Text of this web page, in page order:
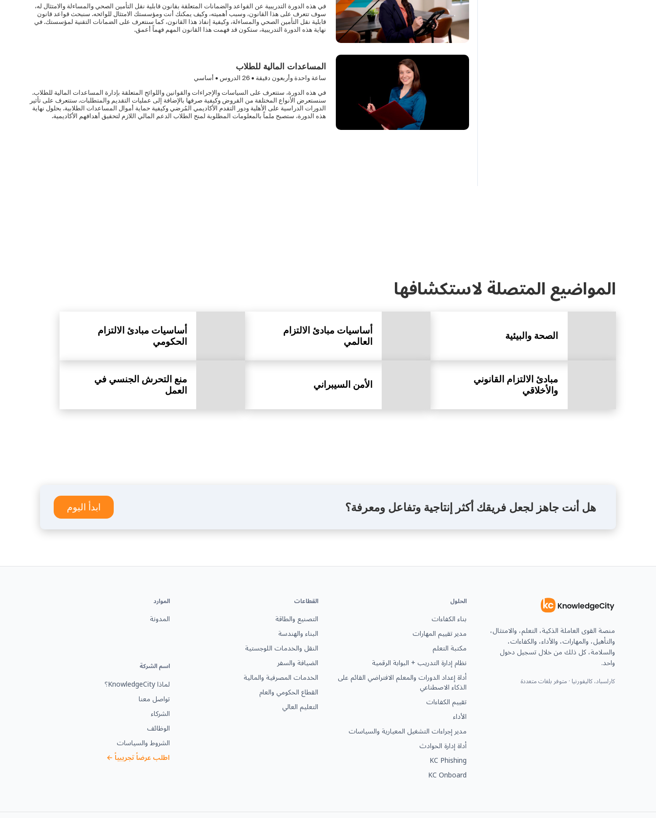
في هذه الدورة التدريبية عن القواعد والضمانات المتعلقة بقانون قابلية نقل التأمين الصحي والمساءلة والامتثال له،
سوف تتعرف على هذا القانون، وسبب أهميته، وكيف يمكنك أنت ومؤسستك الامتثال للوائحه. سنبحث قواعد قانون
قابلية نقل التأمين الصحي والمساءلة، وكيفية إنفاذ هذا القانون، كما سنتعرف على الضمانات التقنية لمؤسستك. في
نهاية هذه الدورة التدريبية، ستكون قد فهمت هذا القانون المهم فهماً أعمق.
المساعدات المالية للطلاب
ساعة واحدة وأربعون دقيقة •26الدروس • أساسي
في هذه الدورة، ستتعرف على السياسات والإجراءات والقوانين واللوائح المتعلقة بإدارة المساعدات المالية للطلاب.
سنستعرض الأنواع المختلفة من القروض وكيفية صرفها بالإضافة إلى عمليات التقديم والمتطلبات. ستتعرف على تأثير
الدورات الدراسية على الأهلية ودور التقدم الأكاديمي المُرضي وكيفية حماية أموال المساعدات الطلابية. بحلول نهاية
هذه الدورة، ستصبح ملماً بالمعلومات المطلوبة لمنح الطلاب الدعم المالي اللازم لتحقيق أهدافهم الأكاديمية.
المواضيع المتصلة لاستكشافها
الصحة والبيئية
أساسيات مبادئ الالتزام
العالمي
أساسيات مبادئ الالتزام
الحكومي
مبادئ الالتزام القانوني
والأخلاقي
الأمن السيبراني
منع التحرش الجنسي في
العمل
هل أنت جاهز لجعل فريقك أكثر إنتاجية وتفاعل ومعرفة؟ ابدأ اليوم
منصة القوى العاملة الذكية، التعلم، والامتثال،
والتأهيل، والمهارات، والأداء، والكفاءات،
والسلامة، كل ذلك من خلال تسجيل دخول
واحد.
كارلسباد، كاليفورنيا · متوفر بلغات متعددة
الحلول
بناء الكفاءات
مدير تقييم المهارات
مكتبة التعلم
نظام إدارة التدريب + البوابة الرقمية
أداة إعداد الدورات والمعلم الافتراضي القائم على
الذكاء الاصطناعي
تقييم الكفاءات
الأداء
مدير إجراءات التشغيل المعيارية والسياسات
أداة إدارة الحوادث
KC Phishing
KC Onboard
القطاعات
التصنيع والطاقة
البناء والهندسة
النقل والخدمات اللوجستية
الضيافة والسفر
الخدمات المصرفية والمالية
القطاع الحكومي والعام
التعليم العالي
الموارد
المدونة
اسم الشركة
لماذا KnowledgeCity؟
تواصل معنا
الشركاء
الوظائف
الشروط والسياسات
اطلب عرضاً تجريبياً ←